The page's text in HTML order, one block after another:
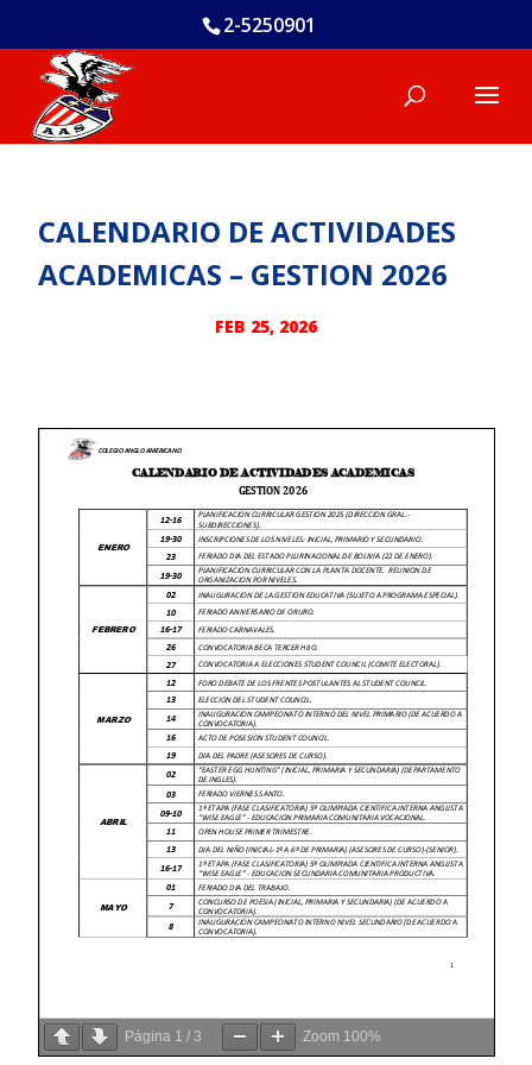
2-5250901
CALENDARIO DE ACTIVIDADES
ACADEMICAS – GESTION 2026
FEB 25, 2026
Página 1 /3 Zoom 100%